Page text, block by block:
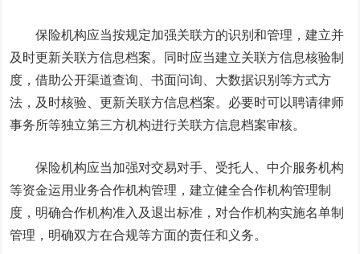
保险机构应当按规定加强关联方的识别和管理，建立并
及时更新关联方信息档案。同时应当建立关联方信息核验制
度，借助公开渠道查询、书面问询、大数据识别等方式方
法，及时核验、更新关联方信息档案。必要时可以聘请律师
事务所等独立第三方机构进行关联方信息档案审核。
保险机构应当加强对交易对手、受托人、中介服务机构
等资金运用业务合作机构管理，建立健全合作机构管理制
度，明确合作机构准入及退出标准，对合作机构实施名单制
管理，明确双方在合规等方面的责任和义务。